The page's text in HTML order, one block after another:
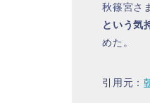
秋篠宮さ
という気
めた。
引用元：